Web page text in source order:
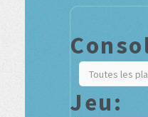
Jeu: